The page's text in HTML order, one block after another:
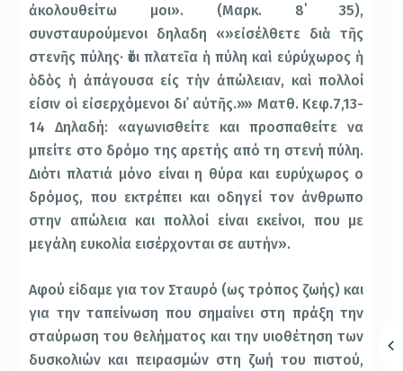
ἀκολουθείτω μοι». (Μαρκ. 8΄ 35),
συνσταυρούμενοι δηλαδη «»εἰσέλθετε διὰ τῆς
στενῆς πύλης· ὅτι πλατεῖα ἡ πύλη καὶ εὐρύχωρος ἡ
ὁδὸς ἡ ἀπάγουσα εἰς τὴν ἀπώλειαν, καὶ πολλοί
εἰσιν οἱ εἰσερχόμενοι δι᾿ αὐτῆς.»» Ματθ. Κεφ.7,13-
14 Δηλαδή: «αγωνισθείτε και προσπαθείτε να
μπείτε στο δρόμο της αρετής από τη στενή πύλη.
Διότι πλατιά μόνο είναι η θύρα και ευρύχωρος ο
δρόμος, που εκτρέπει και οδηγεί τον άνθρωπο
στην απώλεια και πολλοί είναι εκείνοι, που με
μεγάλη ευκολία εισέρχονται σε αυτήν».
Αφού είδαμε για τον Σταυρό (ως τρόπος ζωής) και
για την ταπείνωση που σημαίνει στη πράξη την
σταύρωση του θελήματος και την υιοθέτηση των
δυσκολιών και πειρασμών στη ζωή του πιστού,